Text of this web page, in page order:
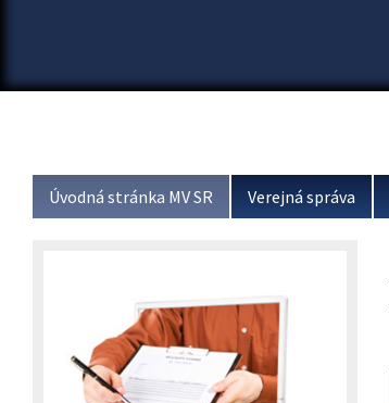
Úvodná stránka MV SR Verejná správa